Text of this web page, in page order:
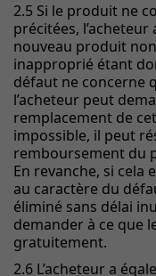
2.5 Si le produit ne
précitées, l’acheteur
nouveau produit
inapproprié étant
défaut ne concerne
l’acheteur peut
remplacement de
impossible, il peut
remboursement du
En revanche, si
au caractère du
éliminé sans délai
demander à ce que
gratuitement.
2.6 L’acheteur a